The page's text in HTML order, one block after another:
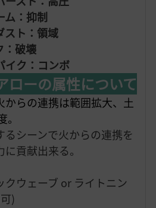
ム：抑制
スト：領域
：破壊
イク：コンボ
ーの属性について
からの連携は範囲拡大、土
るシーンで火からの連携を
貢献出来る。
クウェーブ or ライトニン
)